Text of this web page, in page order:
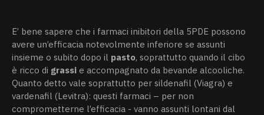
E’ bene sapere che i farmaci inibitori della 5PDE possono
avere un’efficacia notevolmente inferiore se assunti
insieme o subito dopo il pasto, soprattutto quando il cibo
è ricco di grassi e accompagnato da bevande alcooliche.
Quanto detto vale soprattutto per sildenafil (Viagra) e
vardenafil (Levitra): questi farmaci – per non
comprometterne l’efficacia - vanno assunti lontani dal